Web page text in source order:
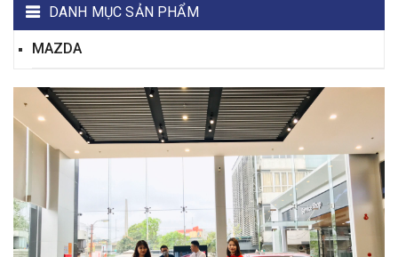
DANH MỤC SẢN PHẨM
MAZDA